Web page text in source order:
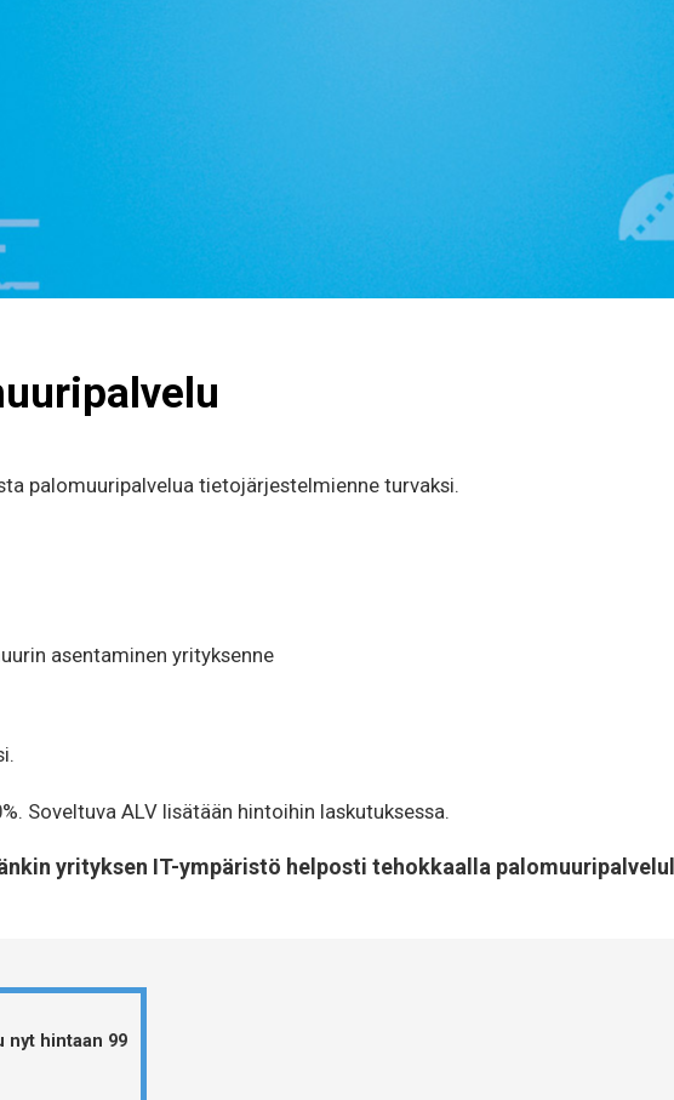
palomuuripalvelua tietojärjestelmienne turvaksi.
asentaminen yrityksenne
Soveltuva ALV lisätään hintoihin laskutuksessa.
yrityksen IT-ympäristö helposti tehokkaalla
nyt hintaan 99